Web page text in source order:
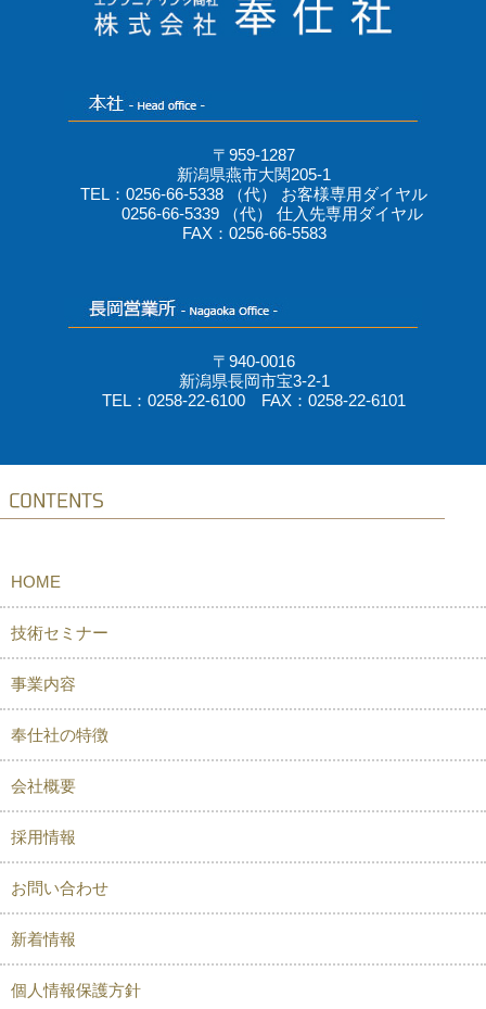
〒959-1287
新潟県燕市大関205-1
TEL：0256-66-5338 （代） お客様専用ダイヤル
0256-66-5339 （代） 仕入先専用ダイヤル
FAX：0256-66-5583
〒940-0016
新潟県長岡市宝3-2-1
TEL：0258-22-6100 FAX：0258-22-6101
HOME
技術セミナー
事業内容
奉仕社の特徴
会社概要
採用情報
お問い合わせ
新着情報
個人情報保護方針